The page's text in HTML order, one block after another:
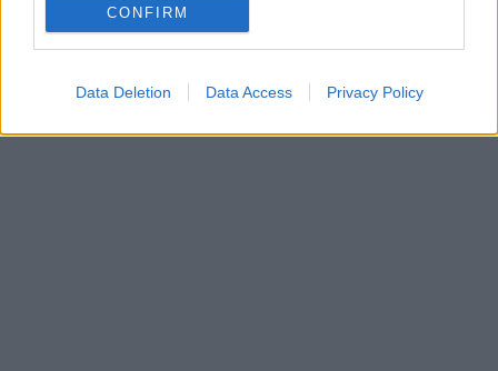
CONFIRM
Data Deletion Data Access Privacy Policy